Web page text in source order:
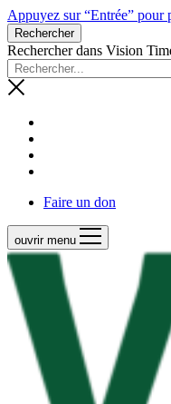
Appuyez sur “Entrée” pour
Rechercher
Rechercher dans Vision
Faire un don
ouvrir menu